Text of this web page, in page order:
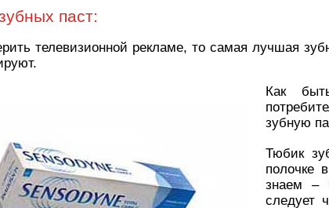
паст:
телевизионной рекламе, то самая лучшая
Как
зубную
Тюбик
полочке
знаем –
следует